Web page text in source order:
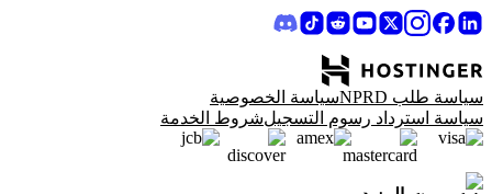
سياسة طلب NPRD
سياسة الخصوصية
سياسة استرداد رسوم التسجيلشروط الخدمة